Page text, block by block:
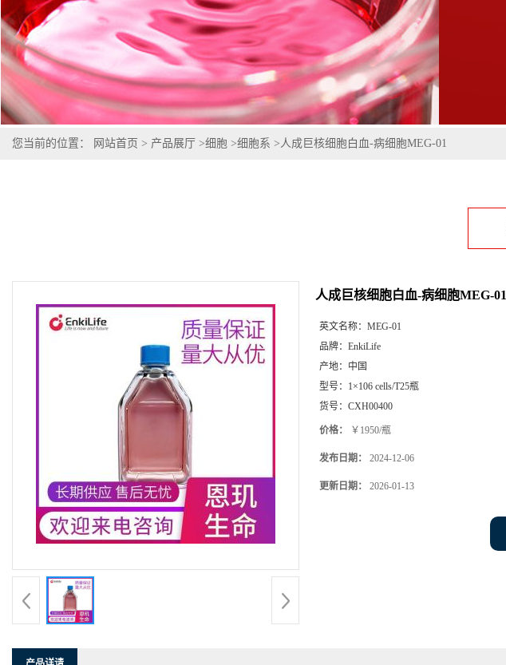
您当前的位置： 网站首页 > 产品展厅 >细胞 >细胞系 >人成巨核细胞白血-病细胞MEG-01
人成巨核细胞白血-病细胞MEG-01
英文名称： MEG-01
品牌： EnkiLife
产地： 中国
型号： 1×106 cells/T25瓶
货号： CXH00400
价格： ￥1950/瓶
发布日期： 2024-12-06
更新日期： 2026-01-13